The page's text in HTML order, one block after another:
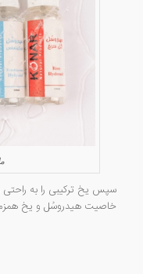
سپس یخ ترکیبی را به
خاصیت هیدروسُل و یخ